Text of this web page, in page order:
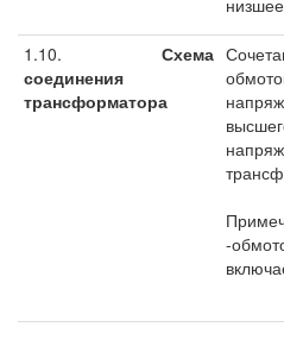
1.10. Схема
соединения
трансформатора
-